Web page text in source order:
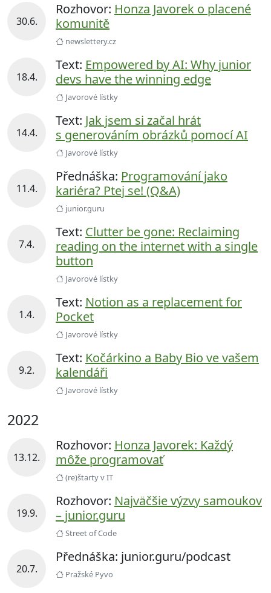
30.6.
Rozhovor: Honza Javorek o placené
komunitě
newslettery.cz
18.4.
Text: Empowered by AI: Why junior
devs have the winning edge
Javorové lístky
14.4.
Text: Jak jsem si začal hrát
s generováním obrázků pomocí AI
Javorové lístky
11.4.
Přednáška: Programování jako
kariéra? Ptej se! (Q&A)
junior.guru
7.4.
Text: Clutter be gone: Reclaiming
reading on the internet with a single
button
Javorové lístky
1.4.
Text: Notion as a replacement for
Pocket
Javorové lístky
9.2.
Text: Kočárkino a Baby Bio ve vašem
kalendáři
Javorové lístky
2022
13.12.
Rozhovor: Honza Javorek: Každý
môže programovať
(re)štarty v IT
19.9.
Rozhovor: Najväčšie výzvy samoukov
– junior.guru
Street of Code
20.7.
Přednáška: junior.guru/podcast
Pražské Pyvo